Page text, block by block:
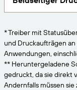
Preise
Kostenlos testen
VERBINDEN
Über uns
Karriere
Nachrichten
Erhalten Sie
* Treiber mit
und Druckaufträgen
Anwendungen,
** Heruntergeladene
gedruckt, da sie direkt
Andernfalls müssen